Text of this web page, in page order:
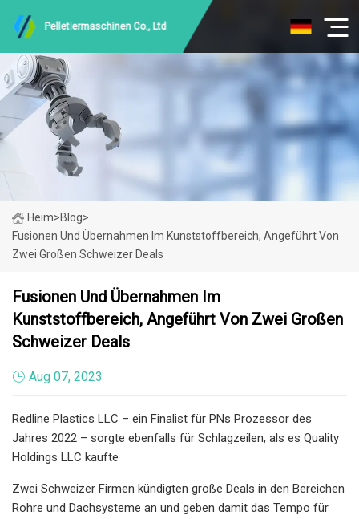
Pelletiermaschinen Co., Ltd
Heim>Blog>
Fusionen Und Übernahmen Im Kunststoffbereich, Angeführt Von
Zwei Großen Schweizer Deals
Fusionen Und Übernahmen Im
Kunststoffbereich, Angeführt Von Zwei Großen
Schweizer Deals
Aug 07, 2023
Redline Plastics LLC – ein Finalist für PNs Prozessor des
Jahres 2022 – sorgte ebenfalls für Schlagzeilen, als es Quality
Holdings LLC kaufte
Zwei Schweizer Firmen kündigten große Deals in den Bereichen
Rohre und Dachsysteme an und geben damit das Tempo für